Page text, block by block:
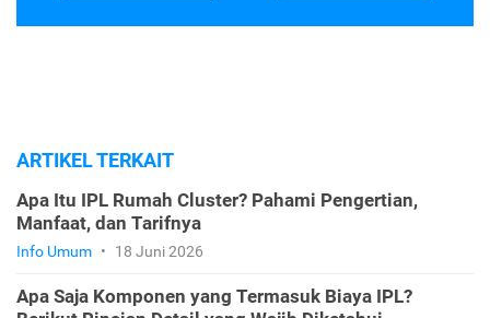
ARTIKEL TERKAIT
Apa Itu IPL Rumah Cluster? Pahami Pengertian,
Manfaat, dan Tarifnya
Info Umum • 18 Juni 2026
Apa Saja Komponen yang Termasuk Biaya IPL?